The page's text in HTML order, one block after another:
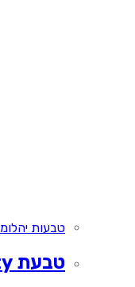
טבעות
טבעת Eternity יהלומים 2